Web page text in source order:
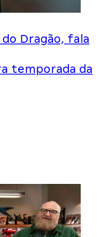
Dragão, fala
temporada da